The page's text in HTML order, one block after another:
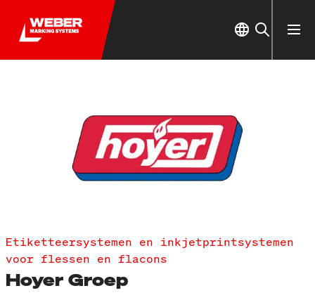
Etiketteersystemen en inkjetprintsystemen
voor flessen en flacons
Hoyer Groep